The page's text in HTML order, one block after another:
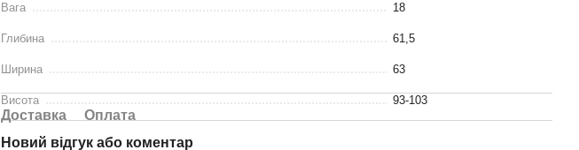
Вага 18
Глибина 61,5
Ширина 63
Висота 93-103
Доставка
Оплата
Новий відгук або коментар